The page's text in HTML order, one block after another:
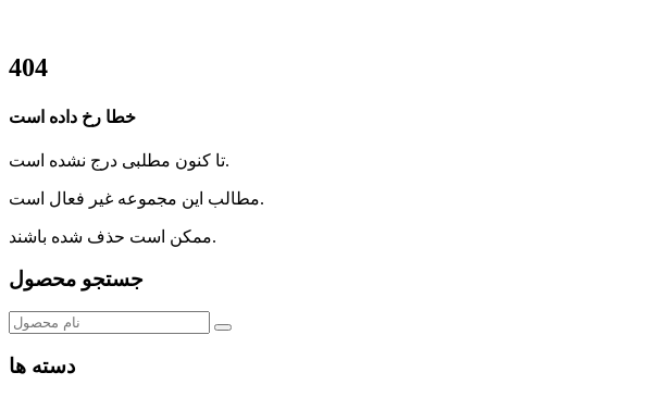
404
خطا رخ داده است
تا کنون مطلبی درج نشده است.
مطالب این مجموعه غیر فعال است.
ممکن است حذف شده باشند.
جستجو محصول
دسته ها